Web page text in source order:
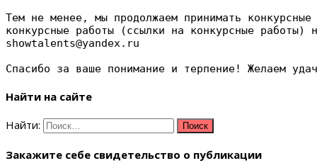
Тем не менее, мы продолжаем принимать
конкурсные работы (ссылки на конкурсные
showtalents@yandex.ru
Спасибо за ваше понимание и терпение! Желаем
Найти на сайте
Найти:
Закажите себе свидетельство о публикации